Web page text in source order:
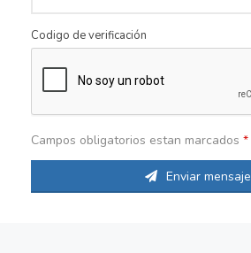
Codigo de verificación
Campos obligatorios estan marcados *
Enviar mensaje